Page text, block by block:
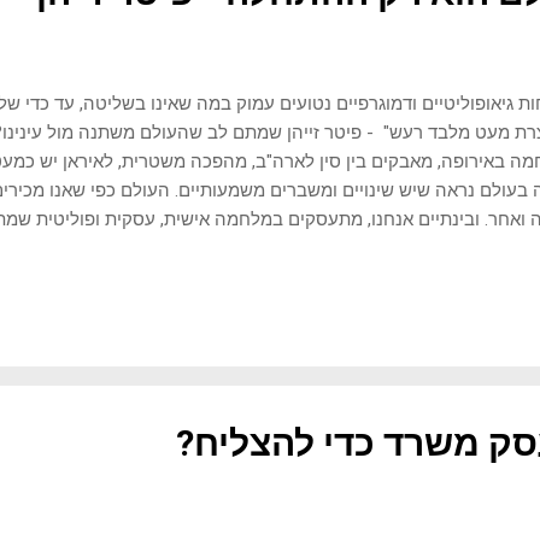
גיאופוליטיים ודמוגרפיים נטועים עמוק במה שאינו בשליטה, עד כדי
מעט מלבד רעש" - פיטר זייהן שמתם לב שהעולם משתנה מול
באירופה, מאבקים בין סין לארה"ב, מהפכה משטרית, לאיראן יש
בעולם נראה שיש שינויים ומשברים משמעותיים. העולם כפי שאנו
ואחר. ובינתיים אנחנו, מתעסקים במלחמה אישית, עסקית ופוליטית
גלובליזציה, שבו מדינות יתמקדו יותר ויותר באינטרס העצמי שלהן
משרד כדי להצליח?